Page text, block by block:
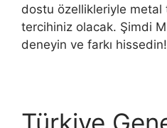
dostu özellikleriyle metal
tercihiniz olacak. Şimdi
deneyin ve farkı